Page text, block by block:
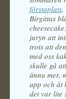
förstaplats.
Birgittas
juryn att
trots att
med oss
skulle gå
ännu mer,
upp och åt
det var lite